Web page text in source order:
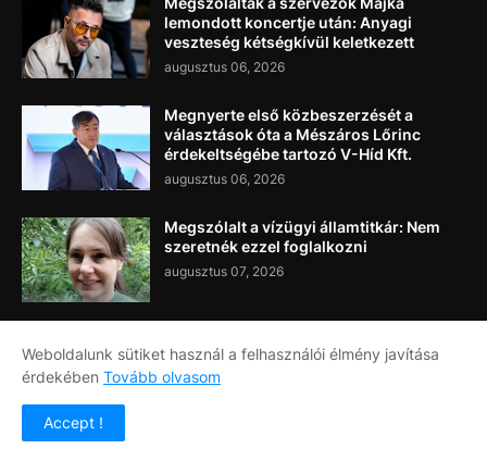
lemondott koncertje után: Anyagi
veszteség kétségkívül keletkezett
augusztus 06, 2026
Megnyerte első közbeszerzését a
választások óta a Mészáros Lőrinc
érdekeltségébe tartozó V-Híd Kft.
augusztus 06, 2026
Megszólalt a vízügyi államtitkár: Nem
szeretnék ezzel foglalkozni
augusztus 07, 2026
Címlap Rólunk
Weboldalunk sütiket használ a felhasználói élmény javítása
érdekében Tovább olvasom
Accept !